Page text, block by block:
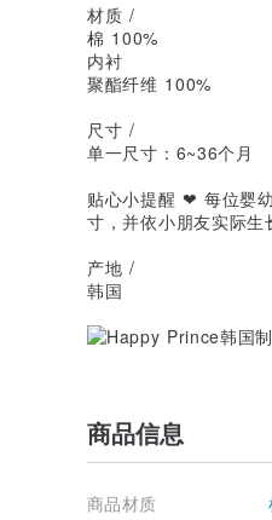
材质 /
棉 100%
内衬
聚酯纤维 100%
尺寸 /
单一尺寸：6~36个月
贴心小提醒 ❤ 每位婴
寸，并依小朋友实际生
产地 /
韩国
商品信息
商品材质